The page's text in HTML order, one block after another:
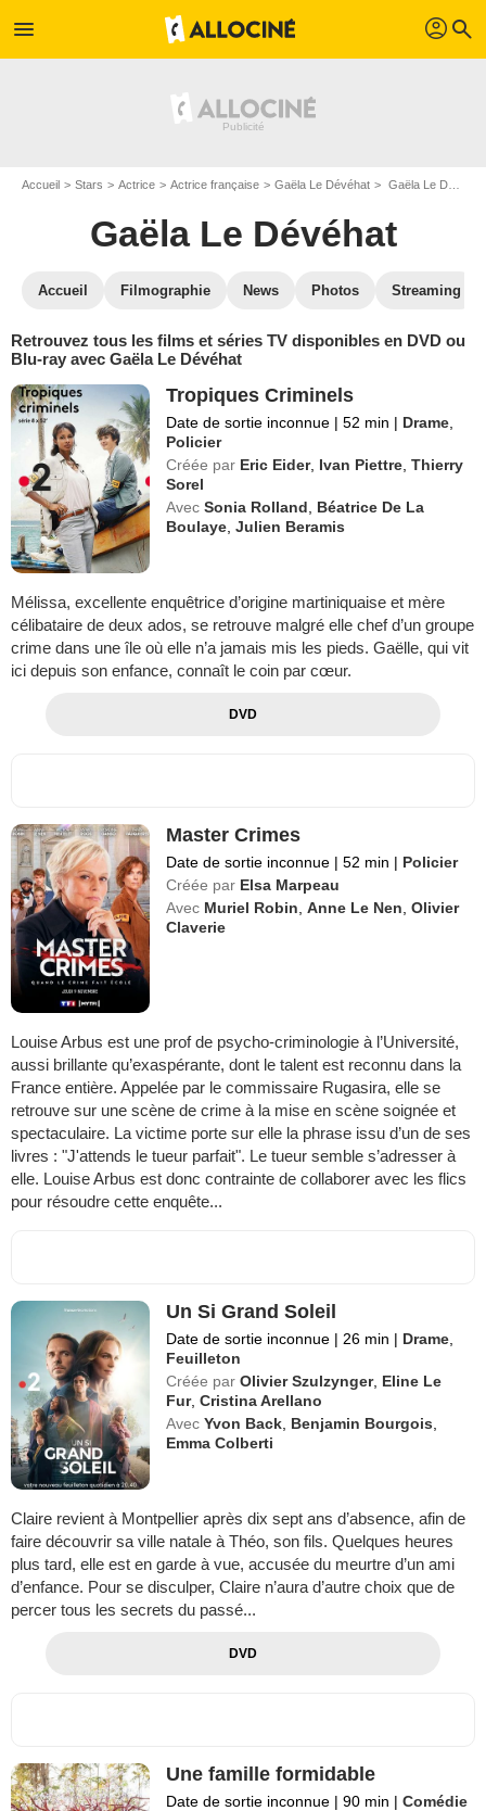
menu profil search
Accueil Stars Actrice Actrice française Gaëla Le Dévéhat Gaëla Le Dévéhat : ses Blu-Ray, DVD, VOD, SVOD
Gaëla Le Dévéhat
Accueil Filmographie News Photos Streaming
Retrouvez tous les films et séries TV disponibles en DVD ou
Blu-ray avec Gaëla Le Dévéhat
Tropiques Criminels
Date de sortie inconnue | 52 min | Drame
Policier
Créée par Eric Eider, Ivan Piettre ,Thierry
Sorel
Avec Sonia Rolland
Béatrice De La
Boulaye ,Julien Beramis
Mélissa, excellente enquêtrice d’origine martiniquaise et mère
célibataire de deux ados, se retrouve malgré elle chef d’un groupe
crime dans une île où elle n’a jamais mis les pieds. Gaëlle, qui vit
ici depuis son enfance, connaît le coin par cœur.
DVD
Master Crimes
Date de sortie inconnue | 52 min | Policier
Créée par Elsa Marpeau
Avec Muriel Robin ,Anne Le Nen ,Olivier
Claverie
Louise Arbus est une prof de psycho-criminologie à l’Université,
aussi brillante qu’exaspérante, dont le talent est reconnu dans la
France entière. Appelée par le commissaire Rugasira, elle se
retrouve sur une scène de crime à la mise en scène soignée et
spectaculaire. La victime porte sur elle la phrase issu d’un de ses
livres : "J'attends le tueur parfait". Le tueur semble s’adresser à
elle. Louise Arbus est donc contrainte de collaborer avec les flics
pour résoudre cette enquête...
Un Si Grand Soleil
Date de sortie inconnue | 26 min | Drame
Feuilleton
Créée par Olivier Szulzynger, Eline Le
Fur,Cristina Arellano
Avec Yvon Back Benjamin Bourgois
Emma Colberti
Claire revient à Montpellier après dix sept ans d’absence, afin de
faire découvrir sa ville natale à Théo, son fils. Quelques heures
plus tard, elle est en garde à vue, accusée du meurtre d’un ami
d’enfance. Pour se disculper, Claire n’aura d’autre choix que de
percer tous les secrets du passé...
DVD
Une famille formidable
Date de sortie inconnue | 90 min | Comédie